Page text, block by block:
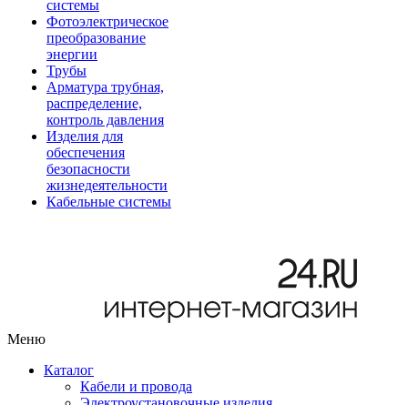
системы
Фотоэлектрическое
преобразование
энергии
Трубы
Арматура трубная,
распределение,
контроль давления
Изделия для
обеспечения
безопасности
жизнедеятельности
Кабельные системы
Меню
Каталог
Кабели и провода